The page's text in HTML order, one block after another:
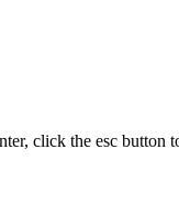
click the esc button